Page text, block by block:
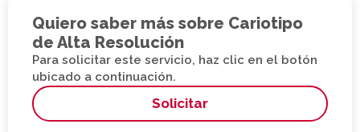
Quiero saber más sobre Cariotipo
de Alta Resolución
Para solicitar este servicio, haz clic en el botón
ubicado a continuación.
Solicitar